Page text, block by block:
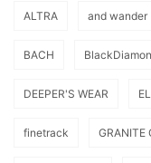
ALTRA and wander
BACH
DEEPER'S WEAR
finetrack GRANITE